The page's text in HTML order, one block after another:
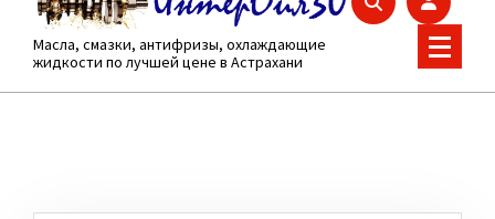
Масла, смазки, антифризы, охлаждающие
жидкости по лучшей цене в Астрахани